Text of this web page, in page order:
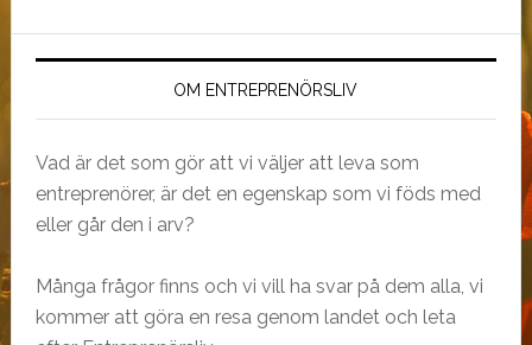
OM ENTREPRENÖRSLIV
Vad är det som gör att vi väljer att leva som
entreprenörer, är det en egenskap som vi föds med
eller går den i arv?
Många frågor finns och vi vill ha svar på dem alla, vi
kommer att göra en resa genom landet och leta